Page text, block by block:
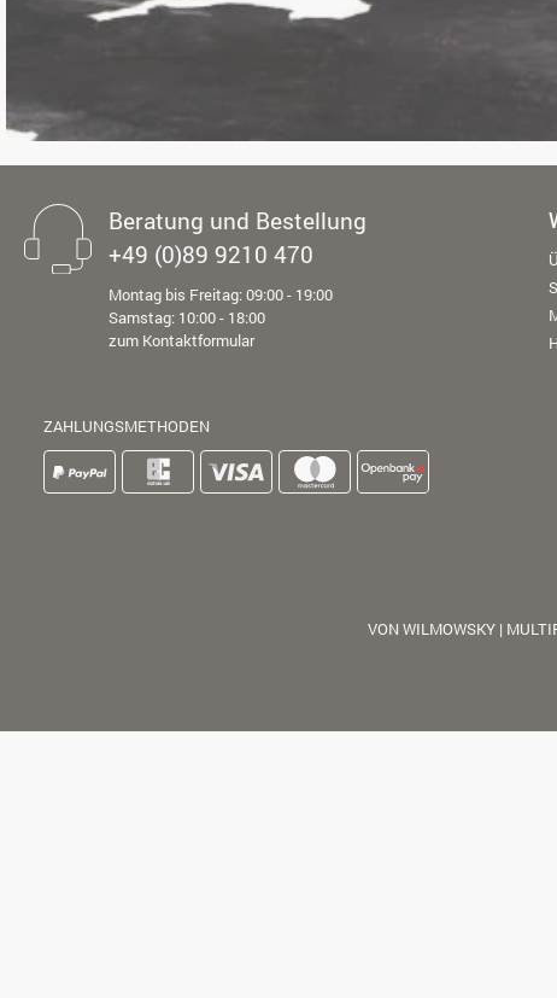
Beratung und Bestellung
+49 (0)89 9210 470
Montag bis Freitag: 09:00 - 19:00
Samstag: 10:00 - 18:00
zum Kontaktformular
ZAHLUNGSMETHODEN
VON WILMOWSKY |